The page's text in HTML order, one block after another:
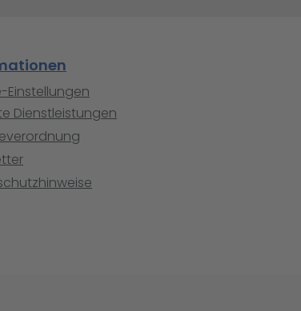
Einstellungen
Dienstleistungen